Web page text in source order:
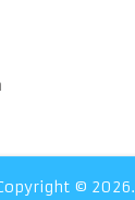
© 2026.